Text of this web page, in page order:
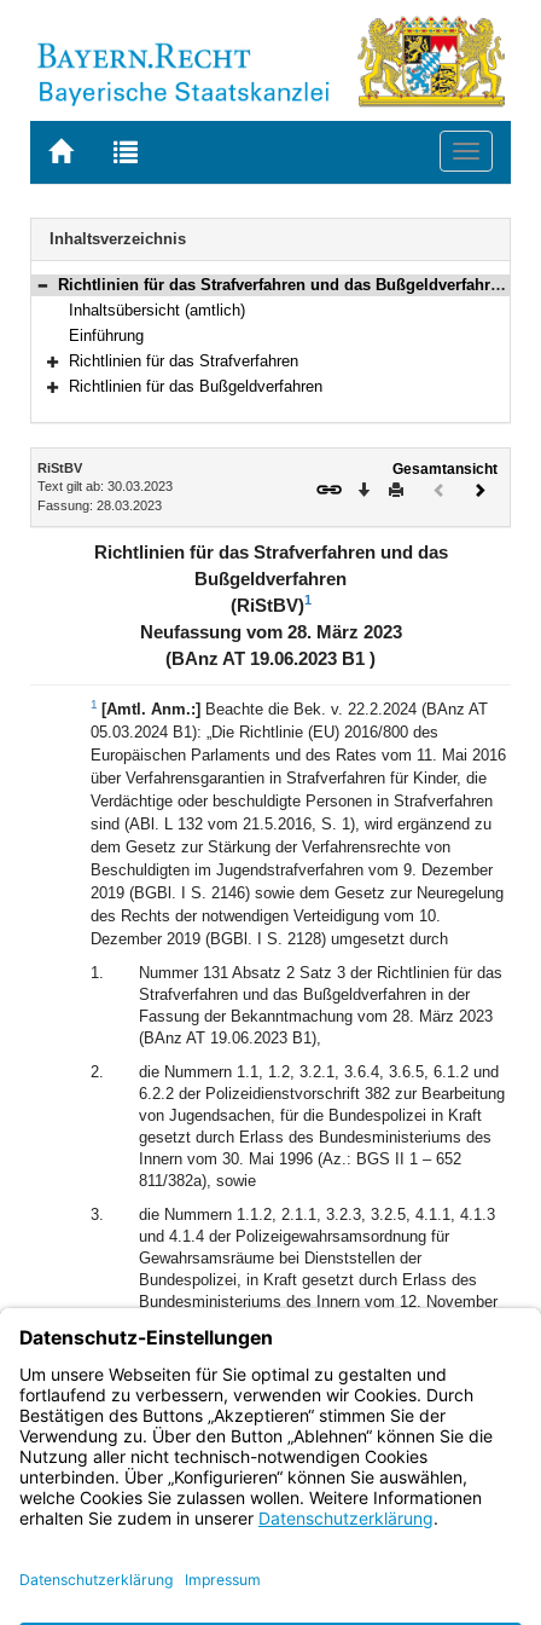
Zur
BAYERN.RECHT
Zur
letzten
Suche
Toggle
Navigation
Inhaltsverzeichnis
Bereich reduzieren
Richtlinien für das Strafverfahren und das Bußgeldverfahren (RiStBV) Neufassung vom 28. März 2023 (BAnz AT 19.06.2023 B1 )
Inhaltsübersicht (amtlich)
Einführung
Bereich erweitern
Richtlinien für das Strafverfahren
Richtlinien für das Bußgeldverfahren
Inhalt
RiStBV
Text gilt ab: 30.03.2023
Fassung: 28.03.2023
Gesamtansicht
Download
DruckenVorheriges
(inaktiv)
Richtlinien für das Strafverfahren und das
Bußgeldverfahren
(RiStBV)1
Neufassung vom 28. März 2023
(BAnz AT 19.06.2023 B1 )
1 [Amtl. Anm.:] Beachte die Bek. v. 22.2.2024 (BAnz AT
05.03.2024 B1): „Die Richtlinie (EU) 2016/800 des
Europäischen Parlaments und des Rates vom 11. Mai 2016
über Verfahrensgarantien in Strafverfahren für Kinder, die
Verdächtige oder beschuldigte Personen in Strafverfahren
sind (ABl. L 132 vom 21.5.2016, S. 1), wird ergänzend zu
dem Gesetz zur Stärkung der Verfahrensrechte von
Beschuldigten im Jugendstrafverfahren vom 9. Dezember
2019 (BGBl. I S. 2146) sowie dem Gesetz zur Neuregelung
des Rechts der notwendigen Verteidigung vom 10.
Dezember 2019 (BGBl. I S. 2128) umgesetzt durch
1.
Nummer 131 Absatz 2 Satz 3 der Richtlinien für das
Strafverfahren und das Bußgeldverfahren in der
Fassung der Bekanntmachung vom 28. März 2023
(BAnz AT 19.06.2023 B1),
2.
die Nummern 1.1, 1.2, 3.2.1, 3.6.4, 3.6.5, 6.1.2 und
6.2.2 der Polizeidienstvorschrift 382 zur Bearbeitung
von Jugendsachen, für die Bundespolizei in Kraft
gesetzt durch Erlass des Bundesministeriums des
Innern vom 30. Mai 1996 (Az.: BGS II 1 – 652
811/382a), sowie
3.
die Nummern 1.1.2, 2.1.1, 3.2.3, 3.2.5, 4.1.1, 4.1.3
und 4.1.4 der Polizeigewahrsamsordnung für
Gewahrsamsräume bei Dienststellen der
Bundespolizei, in Kraft gesetzt durch Erlass des
Bundesministeriums des Innern vom 12. November
Erlass des Bundesministeriums des Innern und für
Heimat vom 7. Februar 2023 (Az.: B2 –
52004/48#14).
Bayern.de
BayernPortal
Impressum